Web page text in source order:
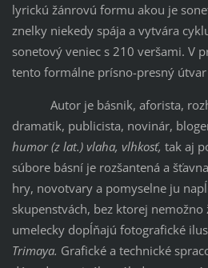
lyrickú žánrovú formu akou je
znelky niekedy spája a vytvára
sonetový veniec s 210 veršami. V
tento formálne prísno-presný
Autor je básnik, aforista,
dramatik, publicista, novinár,
humor (z lat.) vlaha, vlhkosť, tak aj
súbore básní je rozšantená a
hry, novotvary a pomyselne ju
skupenstvách, bez ktorej
umelecky dopĺňajú fotografické
Trimaya. Grafické a technické